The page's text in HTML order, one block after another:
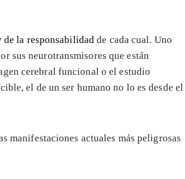
la responsabilidad de cada cual. Uno
sus neurotransmisores que están
cerebral funcional o el estudio
el de un ser humano no lo es desde el
manifestaciones actuales más peligrosas